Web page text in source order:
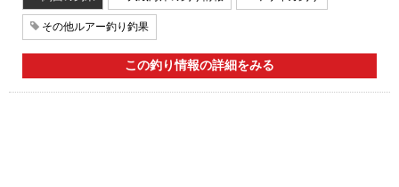
その他ルアー釣り釣果
この釣り情報の詳細をみる